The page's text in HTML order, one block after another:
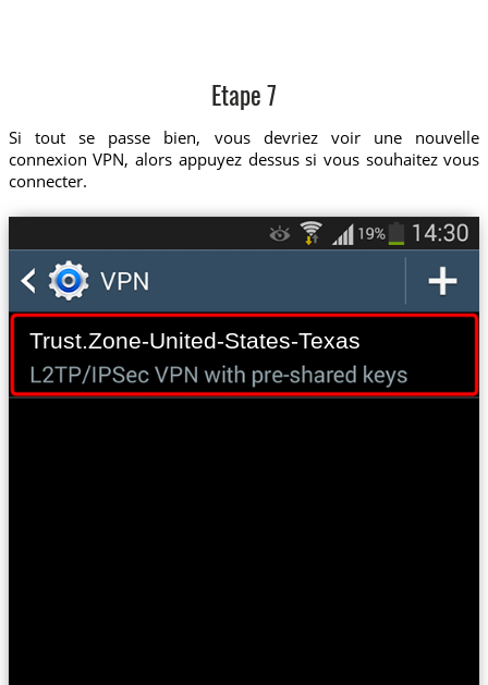
Etape 7
Si tout se passe bien, vous devriez voir une nouvelle
connexion VPN, alors appuyez dessus si vous souhaitez vous
connecter.
Trust.Zone-United-States-Texas